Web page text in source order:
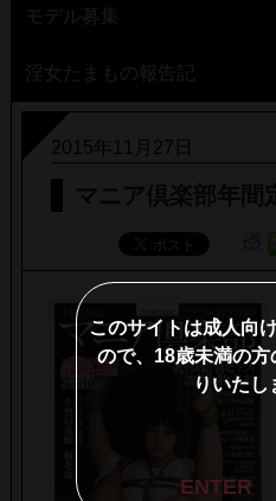
モデル募集
淫女たまもの報告記
2015年11月27日
マニア倶楽部年間
このサイトは成人向
ので、18歳未満の
りいたし
ENTER